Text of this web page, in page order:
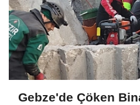
Gebze'de Çöken